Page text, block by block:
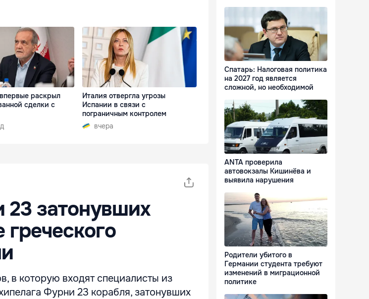
раскрыл
сделки с
Италия отвергла угрозы
Испании в связи с
пограничным контролем
вчера
затонувших
в которую входят специалисты из
Фурни 23 корабля, затонувших
Спатарь: Налоговая политика
на 2027 год является
сложной, но необходимой
ANTA проверила
автовокзалы Кишинёва и
выявила нарушения
Родители убитого в
Германии студента требуют
изменений в миграционной
политике